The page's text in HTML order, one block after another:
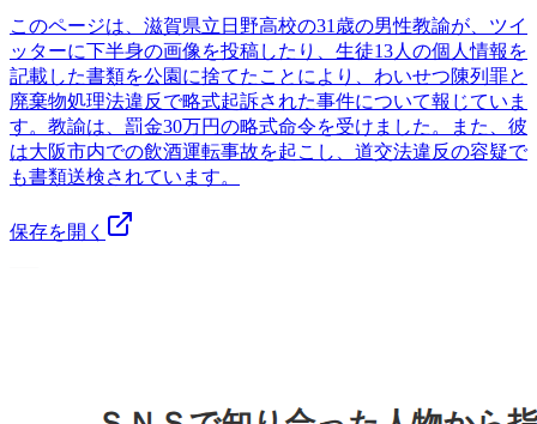
このページは、滋賀県立日野高校の31歳の男性教諭が、ツイ
ッターに下半身の画像を投稿したり、生徒13人の個人情報を
記載した書類を公園に捨てたことにより、わいせつ陳列罪と
廃棄物処理法違反で略式起訴された事件について報じていま
す。教諭は、罰金30万円の略式命令を受けました。また、彼
は大阪市内での飲酒運転事故を起こし、道交法違反の容疑で
も書類送検されています。
保存を開く